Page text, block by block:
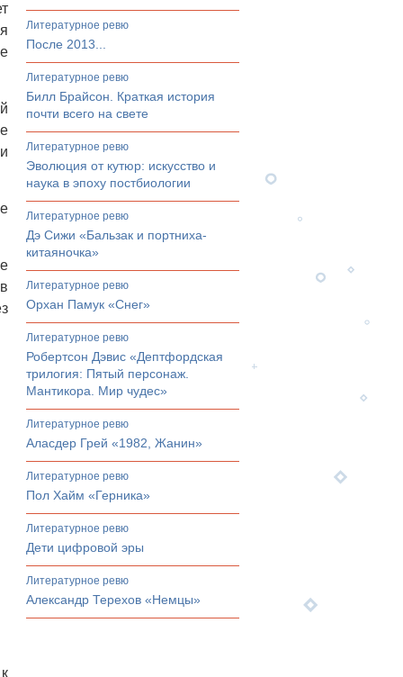
литературное ревю
После 2013...
литературное ревю
Билл Брайсон. Краткая история
почти всего на свете
литературное ревю
Эволюция от кутюр: искусство и
наука в эпоху постбиологии
литературное ревю
Дэ Сижи «Бальзак и портниха-
китаяночка»
литературное ревю
Орхан Памук «Снег»
литературное ревю
Робертсон Дэвис «Дептфордская
трилогия: Пятый персонаж.
Мантикора. Мир чудес»
литературное ревю
Аласдер Грей «1982, Жанин»
литературное ревю
Пол Хайм «Герника»
литературное ревю
Дети цифровой эры
литературное ревю
Александр Терехов «Немцы»